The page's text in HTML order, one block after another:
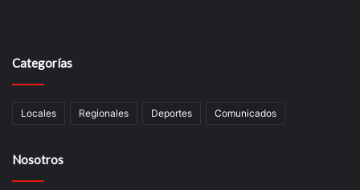
Categorías
Locales Regionales Deportes Comunicados
Nosotros